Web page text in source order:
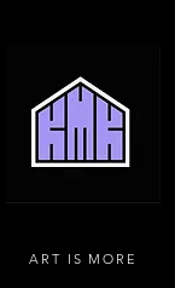
ART IS MORE